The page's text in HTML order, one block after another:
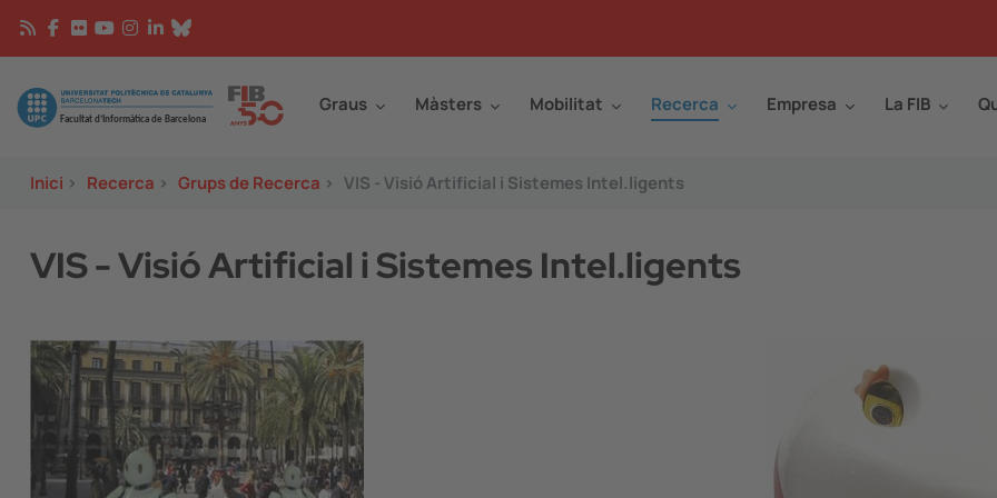
Vés al contingut
Image Graus Màsters Mobilitat Recerca Empresa La FIB
Inici > Recerca > Grups de Recerca > VIS - Visió Artificial i Sistemes Intel.ligents
VIS - Visió Artificial i Sistemes Intel.ligents
Image